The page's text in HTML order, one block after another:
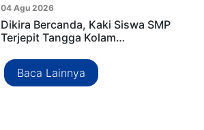
04 Agu 2026
Dikira Bercanda, Kaki Siswa SMP
Terjepit Tangga Kolam…
Baca Lainnya